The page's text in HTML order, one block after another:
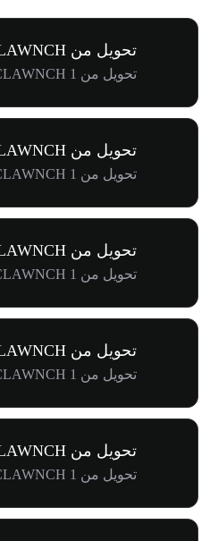
تحويل من CLAWNCH إلى USD
تحويل من 1 CLAWNCH إلى $0.000002
تحويل من CLAWNCH إلى PHP
تحويل من 1 CLAWNCH إلى ₱0.000104
تحويل من CLAWNCH إلى AUD
تحويل من 1 CLAWNCH إلى $0.000002
تحويل من CLAWNCH إلى IDR
تحويل من 1 CLAWNCH إلى Rp0.0307
تحويل من CLAWNCH إلى EUR
تحويل من 1 CLAWNCH إلى €0.000001